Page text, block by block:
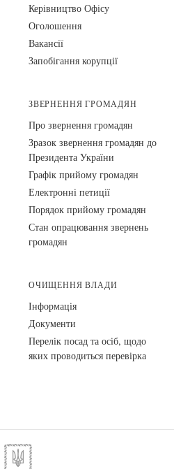
Керівництво Офісу
Оголошення
Вакансії
Запобігання корупції
ЗВЕРНЕННЯ ГРОМАДЯН
Про звернення громадян
Зразок звернення громадян до
Президента України
Графік прийому громадян
Електронні петиції
Порядок прийому громадян
Стан опрацювання звернень
громадян
ОЧИЩЕННЯ ВЛАДИ
Інформація
Документи
Перелік посад та осіб, щодо
яких проводиться перевірка